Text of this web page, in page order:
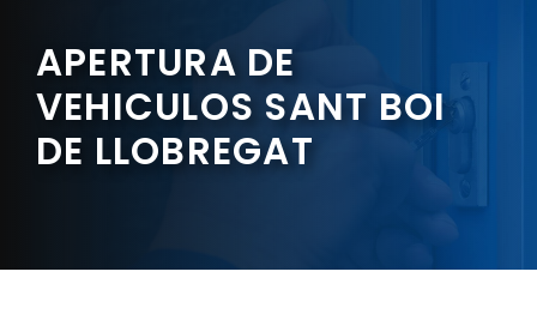
APERTURA DE
VEHICULOS SANT BOI
DE LLOBREGAT